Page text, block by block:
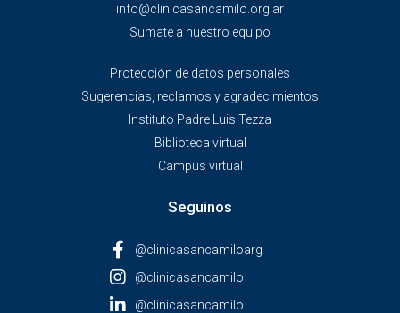
info@clinicasancamilo.org.ar
Sumate a nuestro equipo
Protección de datos personales
Sugerencias, reclamos y agradecimientos
Instituto Padre Luis Tezza
Biblioteca virtual
Campus virtual
Seguinos
@clinicasancamiloarg
@clinicasancamilo
@clinicasancamilo